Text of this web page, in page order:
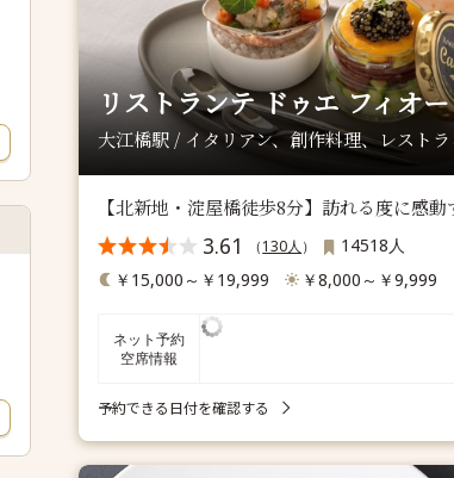
リストランテ ドゥエ フィオ
大江橋駅 / イタリアン、創作料理、レストラ
【北新地・淀屋橋徒歩8分】訪れる度に感
3.61 （130人 ）
14518人
￥15,000～￥19,999
￥8,000～￥9,999
ネット予約
空席情報
予約できる日付を確認する